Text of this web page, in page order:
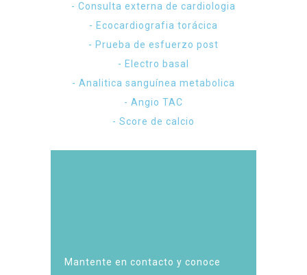
- Consulta externa de cardiologia
- Ecocardiografia torácica
- Prueba de esfuerzo post
- Electro basal
- Analitica sanguínea metabolica
- Angio TAC
- Score de calcio
Mantente en contacto y conoce